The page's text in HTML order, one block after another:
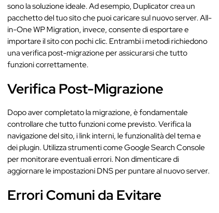
sono la soluzione ideale. Ad esempio, Duplicator crea un
pacchetto del tuo sito che puoi caricare sul nuovo server. All-
in-One WP Migration, invece, consente di esportare e
importare il sito con pochi clic. Entrambi i metodi richiedono
una verifica post-migrazione per assicurarsi che tutto
funzioni correttamente.
Verifica Post-Migrazione
Dopo aver completato la migrazione, è fondamentale
controllare che tutto funzioni come previsto. Verifica la
navigazione del sito, i link interni, le funzionalità del tema e
dei plugin. Utilizza strumenti come Google Search Console
per monitorare eventuali errori. Non dimenticare di
aggiornare le impostazioni DNS per puntare al nuovo server.
Errori Comuni da Evitare